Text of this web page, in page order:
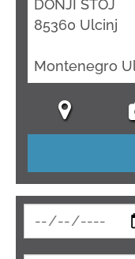
DONJI STOJ
85360 Ulcinj
Montenegro